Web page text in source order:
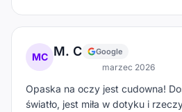
MC M. C Google
marzec 2026
Opaska na oczy jest cudowna!
światło, jest miła w dotyku i